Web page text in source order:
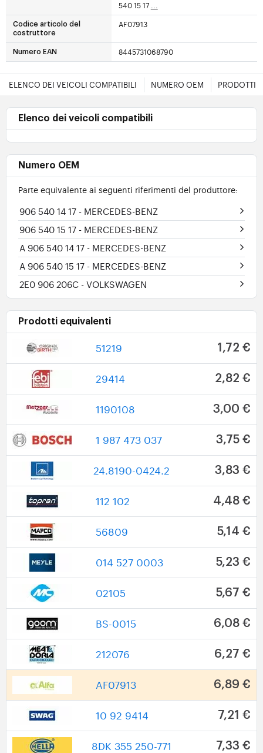
540 15 17
Codice articolo del
costruttore
AF07913
Numero EAN 8445731068790
ELENCO DEI VEICOLI COMPATIBILI NUMERO OEM PRODOTTI
Elenco dei veicoli compatibili
Numero OEM
Parte equivalente ai seguenti riferimenti del produttore:
906 540 14 17 - MERCEDES-BENZ
906 540 15 17 - MERCEDES-BENZ
A 906 540 14 17 - MERCEDES-BENZ
A 906 540 15 17 - MERCEDES-BENZ
2E0 906 206C - VOLKSWAGEN
Prodotti equivalenti
51219 1,72 €
29414 2,82 €
1190108 3,00 €
1 987 473 037 3,75 €
24.8190-0424.2 3,83 €
112 102 4,48 €
56809 5,14 €
014 527 0003 5,23 €
02105 5,67 €
BS-0015 6,08 €
212076 6,27 €
AF07913 6,89 €
10 92 9414 7,21 €
8DK 355 250-771 7,33 €